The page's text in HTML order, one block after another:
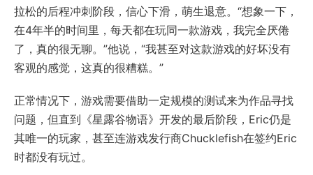
拉松的后程冲刺阶段，信心下滑，萌生退意。“想象一下，
在4年半的时间里，每天都在玩同一款游戏，我完全厌倦
了，真的很无聊。”他说，“我甚至对这款游戏的好坏没有
客观的感觉，这真的很糟糕。”
正常情况下，游戏需要借助一定规模的测试来为作品寻找
问题，但直到《星露谷物语》开发的最后阶段，Eric仍是
其唯一的玩家，甚至连游戏发行商Chucklefish在签约Eric
时都没有玩过。